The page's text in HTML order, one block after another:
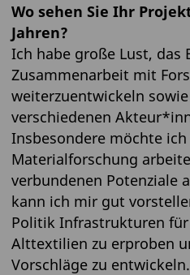
Wo sehen Sie Ihr
Jahren?
Ich habe große Lust, das
Zusammenarbeit mit
weiterzuentwickeln
verschiedenen
Insbesondere möchte
Materialforschung
verbundenen Potenziale
kann ich mir gut
Politik Infrastrukturen
Alttextilien zu erproben
Vorschläge zu entwickeln.